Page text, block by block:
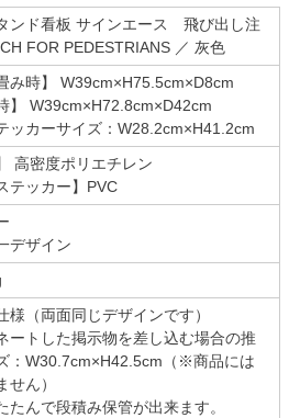
ンド看板 サインエース 飛び出し注
FOR PEDESTRIANS ／ 灰色
み時】 W39cm×H75.5cm×D8cm
】 W39cm×H72.8cm×D42cm
ッカーサイズ：W28.2cm×H41.2cm
高密度ポリエチレン
テッカー】PVC
デザイン
様（両面同じデザインです）
ートした掲示物を差し込む場合の推
：W30.7cm×H42.5cm（※商品には
せん）
たんで段積み保管が出来ます。